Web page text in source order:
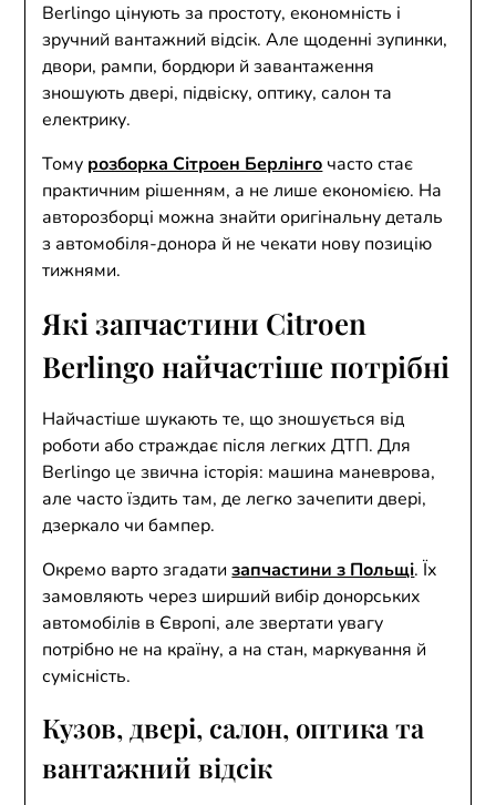
Berlingo цінують за простоту, економність і
зручний вантажний відсік. Але щоденні зупинки,
двори, рампи, бордюри й завантаження
зношують двері, підвіску, оптику, салон та
електрику.
Тому розборка Сітроен Берлінго часто стає
практичним рішенням, а не лише економією. На
авторозборці можна знайти оригінальну деталь
з автомобіля-донора й не чекати нову позицію
тижнями.
Які запчастини Citroen
Berlingo найчастіше потрібні
Найчастіше шукають те, що зношується від
роботи або страждає після легких ДТП. Для
Berlingo це звична історія: машина маневрова,
але часто їздить там, де легко зачепити двері,
дзеркало чи бампер.
Окремо варто згадатизапчастини з Польщі. Їх
замовляють через ширший вибір донорських
автомобілів в Європі, але звертати увагу
потрібно не на країну, а на стан, маркування й
сумісність.
Кузов, двері, салон, оптика та
вантажний відсік